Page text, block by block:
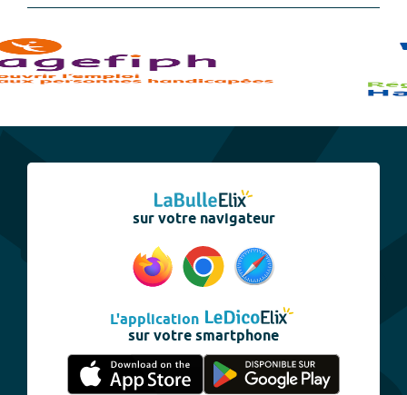
sur votre navigateur
L'application
sur votre smartphone